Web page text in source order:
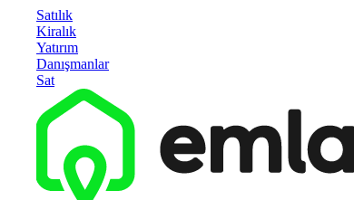
Satılık
Kiralık
Yatırım
Danışmanlar
Sat